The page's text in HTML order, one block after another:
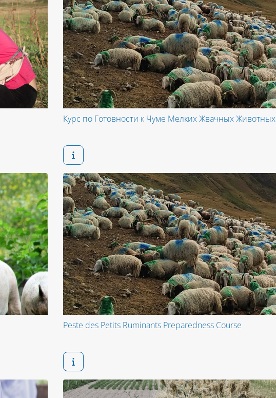
Курс по Готовности к Чуме Мелких Жвачных Животных
Peste des Petits Ruminants Preparedness Course